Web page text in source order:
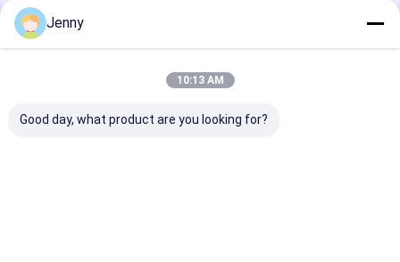
Dwuwarstwowa płyta CTP
Płyty drukarskie CTCP
Nasze Kategorie
Jenny
10:13 AM
Good day, what product are you looking for?